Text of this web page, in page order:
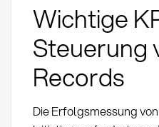
Wichtige
Steuerung
Records
Die Erfolgsmessung